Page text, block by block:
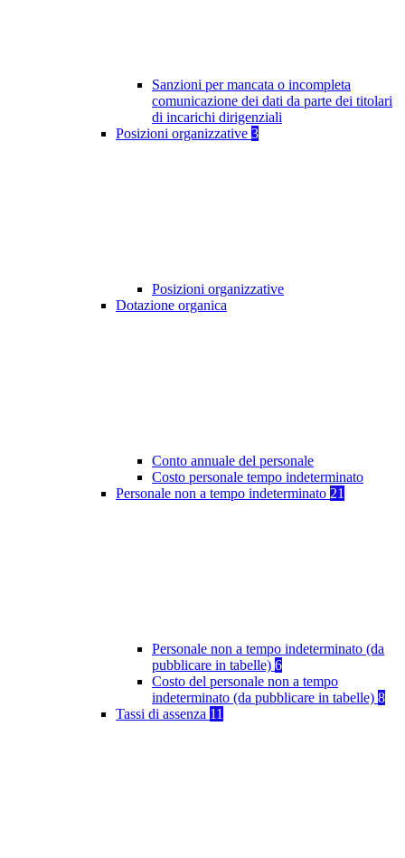
Sanzioni per mancata o incompleta
comunicazione dei dati da parte dei titolari
di incarichi dirigenziali
Posizioni organizzative 3
Posizioni organizzative
Dotazione organica
Conto annuale del personale
Costo personale tempo indeterminato
Personale non a tempo indeterminato 21
Personale non a tempo indeterminato (da
pubblicare in tabelle) 6
Costo del personale non a tempo
indeterminato (da pubblicare in tabelle) 8
Tassi di assenza 11